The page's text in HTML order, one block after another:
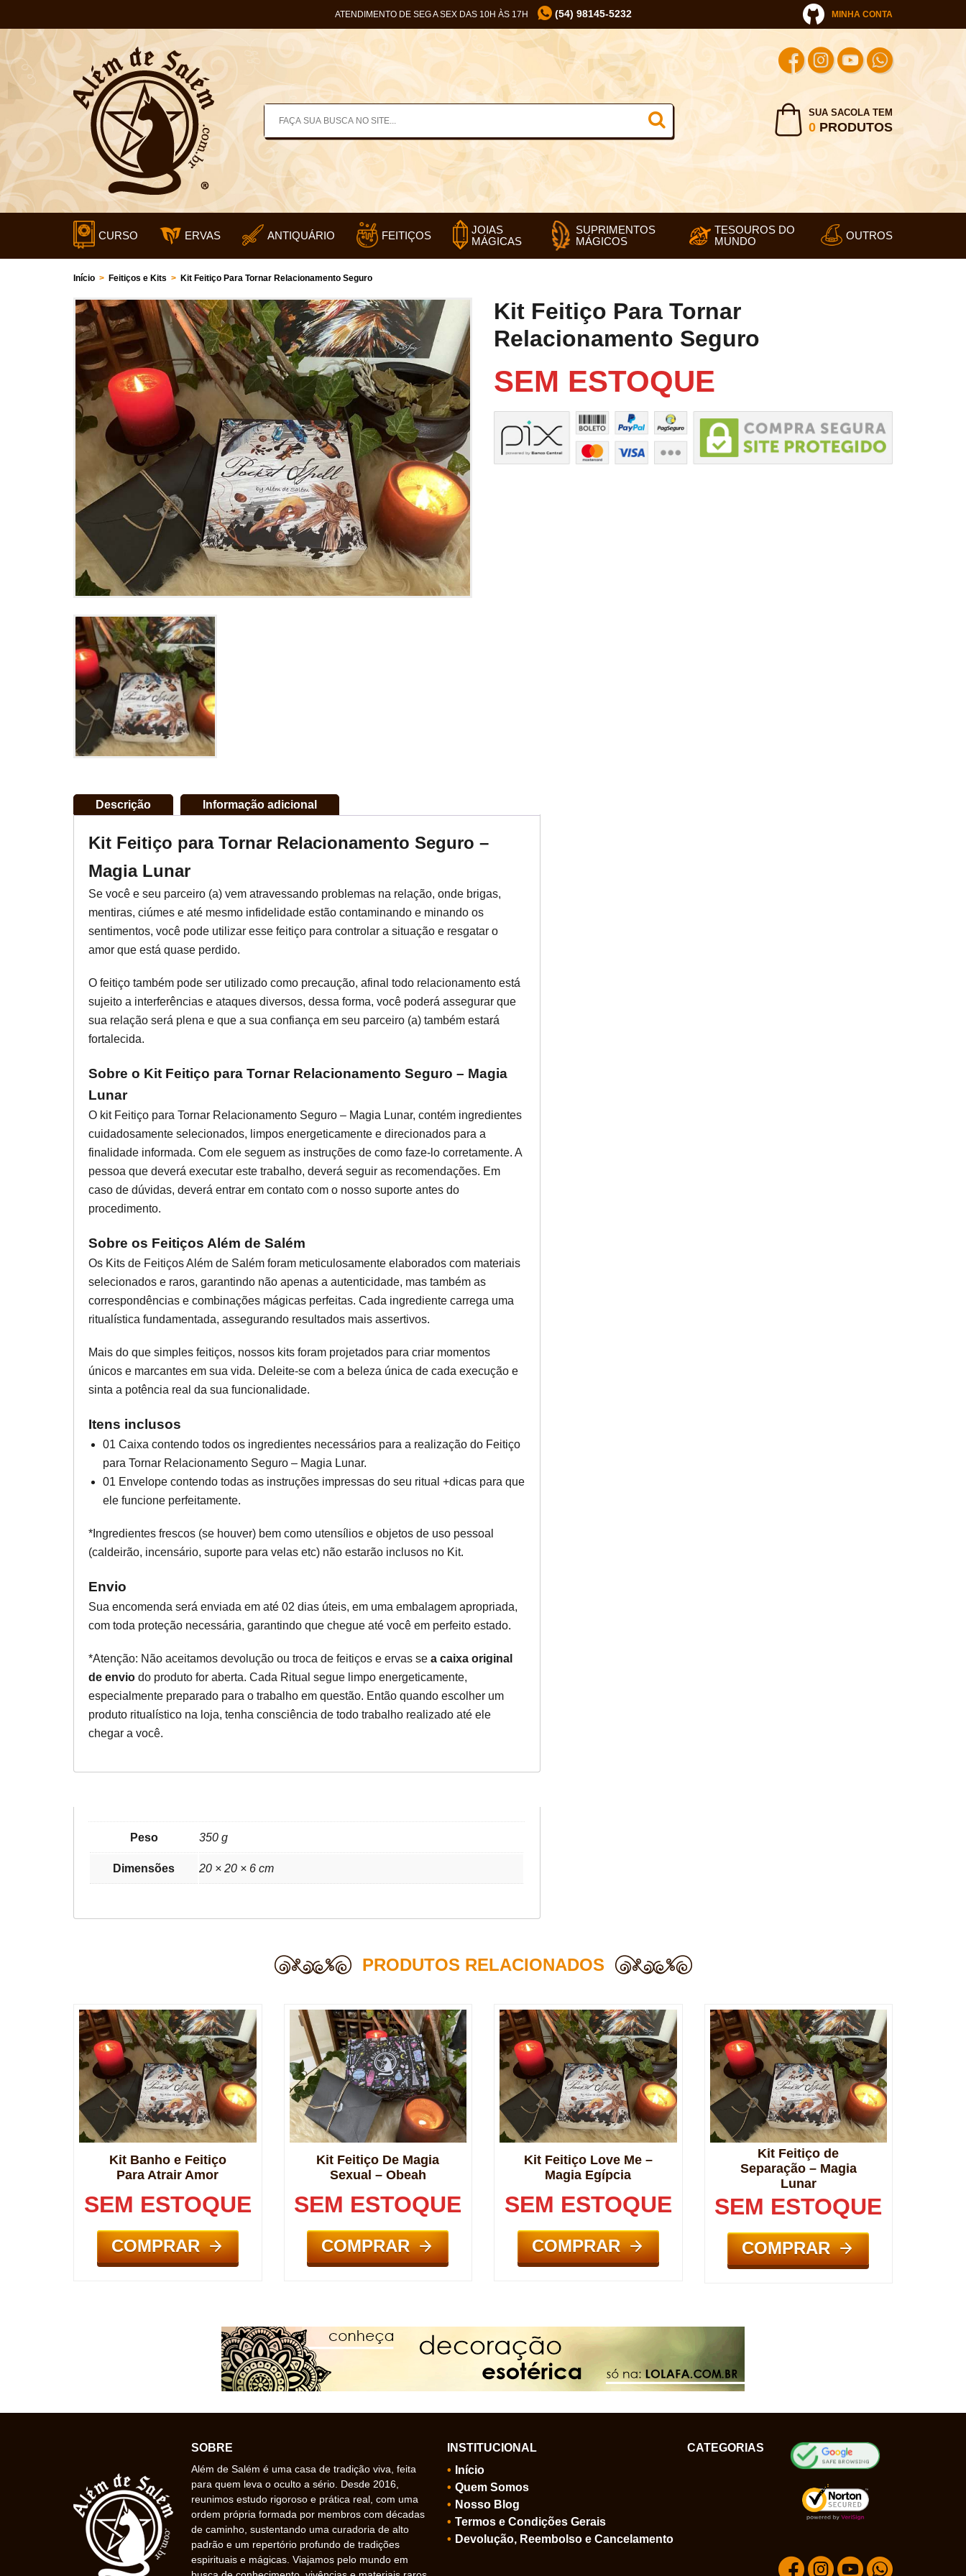
ATENDIMENTO DE SEG A SEX DAS 10H ÀS 17H (54) 98145-5232 MINHA CONTA
SUA SACOLA TEM
0PRODUTOS
CURSO ERVAS ANTIQUÁRIO FEITIÇOS
JOIAS
MÁGICAS
SUPRIMENTOS
MÁGICOS
TESOUROS DO
MUNDO
OUTROS
Início > Feitiços e Kits > Kit Feitiço Para Tornar Relacionamento Seguro
Kit Feitiço Para Tornar
Relacionamento Seguro
SEM ESTOQUE
Descrição Informação adicional
Kit Feitiço para Tornar Relacionamento Seguro –
Magia Lunar
Se você e seu parceiro (a) vem atravessando problemas na relação, onde brigas,
mentiras, ciúmes e até mesmo infidelidade estão contaminando e minando os
sentimentos, você pode utilizar esse feitiço para controlar a situação e resgatar o
amor que está quase perdido.
O feitiço também pode ser utilizado como precaução, afinal todo relacionamento está
sujeito a interferências e ataques diversos, dessa forma, você poderá assegurar que
sua relação será plena e que a sua confiança em seu parceiro (a) também estará
fortalecida.
Sobre o Kit Feitiço para Tornar Relacionamento Seguro – Magia
Lunar
O kit Feitiço para Tornar Relacionamento Seguro – Magia Lunar, contém ingredientes
cuidadosamente selecionados, limpos energeticamente e direcionados para a
finalidade informada. Com ele seguem as instruções de como faze-lo corretamente. A
pessoa que deverá executar este trabalho, deverá seguir as recomendações. Em
caso de dúvidas, deverá entrar em contato com o nosso suporte antes do
procedimento.
Sobre os Feitiços Além de Salém
Os Kits de Feitiços Além de Salém foram meticulosamente elaborados com materiais
selecionados e raros, garantindo não apenas a autenticidade, mas também as
correspondências e combinações mágicas perfeitas. Cada ingrediente carrega uma
ritualística fundamentada, assegurando resultados mais assertivos.
Mais do que simples feitiços, nossos kits foram projetados para criar momentos
únicos e marcantes em sua vida. Deleite-se com a beleza única de cada execução e
sinta a potência real da sua funcionalidade.
Itens inclusos
01 Caixa contendo todos os ingredientes necessários para a realização do Feitiço
para Tornar Relacionamento Seguro – Magia Lunar.
01 Envelope contendo todas as instruções impressas do seu ritual +dicas para que
ele funcione perfeitamente.
*Ingredientes frescos (se houver) bem como utensílios e objetos de uso pessoal
(caldeirão, incensário, suporte para velas etc) não estarão inclusos no Kit.
Envio
Sua encomenda será enviada em até 02 dias úteis, em uma embalagem apropriada,
com toda proteção necessária, garantindo que chegue até você em perfeito estado.
*Atenção: Não aceitamos devolução ou troca de feitiços e ervas se a caixa original
de envio do produto for aberta. Cada Ritual segue limpo energeticamente,
especialmente preparado para o trabalho em questão. Então quando escolher um
produto ritualístico na loja, tenha consciência de todo trabalho realizado até ele
chegar a você.
Peso 350 g
Dimensões 20 × 20 × 6 cm
PRODUTOS RELACIONADOS
Kit Banho e Feitiço
Para Atrair Amor
SEM ESTOQUE
COMPRAR
Kit Feitiço De Magia
Sexual – Obeah
SEM ESTOQUE
COMPRAR
Kit Feitiço Love Me –
Magia Egípcia
SEM ESTOQUE
COMPRAR
Kit Feitiço de
Separação – Magia
Lunar
SEM ESTOQUE
COMPRAR
SOBRE
Além de Salém é uma casa de tradição viva, feita
para quem leva o oculto a sério. Desde 2016,
reunimos estudo rigoroso e prática real, com uma
ordem própria formada por membros com décadas
de caminho, sustentando uma curadoria de alto
padrão e um repertório profundo de tradições
espirituais e mágicas. Viajamos pelo mundo em
INSTITUCIONAL
Início
Quem Somos
Nosso Blog
Termos e Condições Gerais
Devolução, Reembolso e Cancelamento
CATEGORIAS